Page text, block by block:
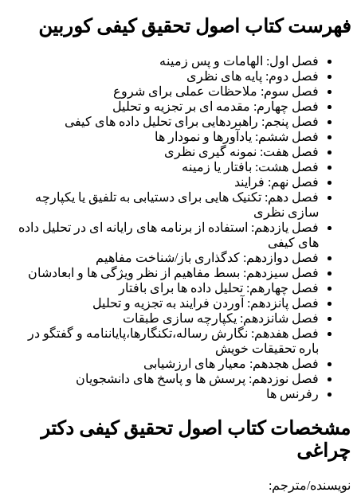
فهرست کتاب اصول تحقیق کیفی کوربین
فصل اول: الهامات و پس زمینه
فصل دوم: پایه های نظری
فصل سوم: ملاحظات عملی برای شروع
فصل چهارم: مقدمه ای بر تجزیه و تحلیل
فصل پنجم: راهبردهایی برای تحلیل داده های کیفی
فصل ششم: یادآورها و نمودار ها
فصل هفت: نمونه گیری نظری
فصل هشت: بافتار یا زمینه
فصل نهم: فرایند
فصل دهم: تکنیک هایی برای دستیابی به تلفیق یا یکپارچه
سازی نظری
فصل یازدهم: استفاده از برنامه های رایانه ای در تحلیل داده
های کیفی
فصل دوازدهم: کدگذاری باز/شناخت مفاهیم
فصل سیزدهم: بسط مفاهیم از نظر ویژگی ها و ابعادشان
فصل چهارهم: تحلیل داده ها برای بافتار
فصل پانزدهم: آوردن فرایند به تجزیه و تحلیل
فصل شانزدهم: یکپارچه سازی طبقات
فصل هفدهم: نگارش رساله،تکنگارها،پایاننامه و گفتگو در
باره تحقیقات خویش
فصل هجدهم: معیار های ارزشیابی
فصل نوزدهم: پرسش ها و پاسخ های دانشجویان
رفرنس ها
مشخصات کتاب اصول تحقیق کیفی دکتر
چراغی
نویسنده/مترجم: